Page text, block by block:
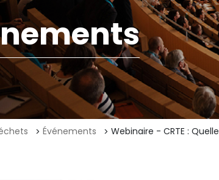
Événements Webinaire - CRTE :